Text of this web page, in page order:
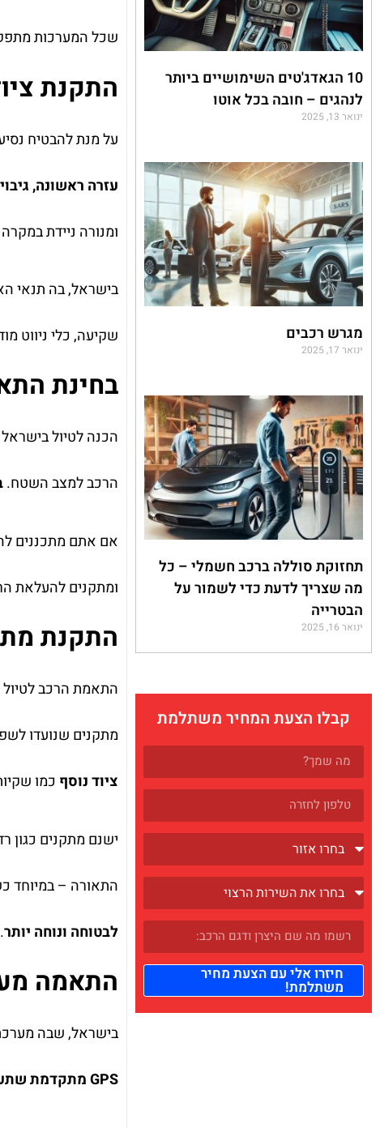
10 הגאדג'טים השימושיים ביותר
לנהגים – חובה בכל אוטו
ינואר 13, 2025
מגרש רכבים
ינואר 17, 2025
תחזוקת סוללה ברכב חשמלי – כל
מה שצריך לדעת כדי לשמור על
הבטרייה
ינואר 16, 2025
קבלו הצעת המחיר משתלמת
חיזרו אלי עם הצעת מחיר
משתלמת!
שכל המערכות
התקנת
על מנת להבטיח
עזרה ראשונה,
ומנורה ניידת
בישראל, בה תנאי
שקיעה, כלי ניווט
בחינת
הכנה לטיול
הרכב למצב השטח.
אם אתם מתכננים
ומתקנים להעלאת
התקנת
התאמת הרכב לטיול
מתקנים שנועדו
ציוד נוסף כמו
ישנם מתקנים כגון
התאורה – במיוחד
לבטוחה ונוחה יותר.
התאמה
בישראל, שבה
GPS מתקדמת שתעודכן באופן שוטף תסייע לכם להימנע ממסלולים מסובכים